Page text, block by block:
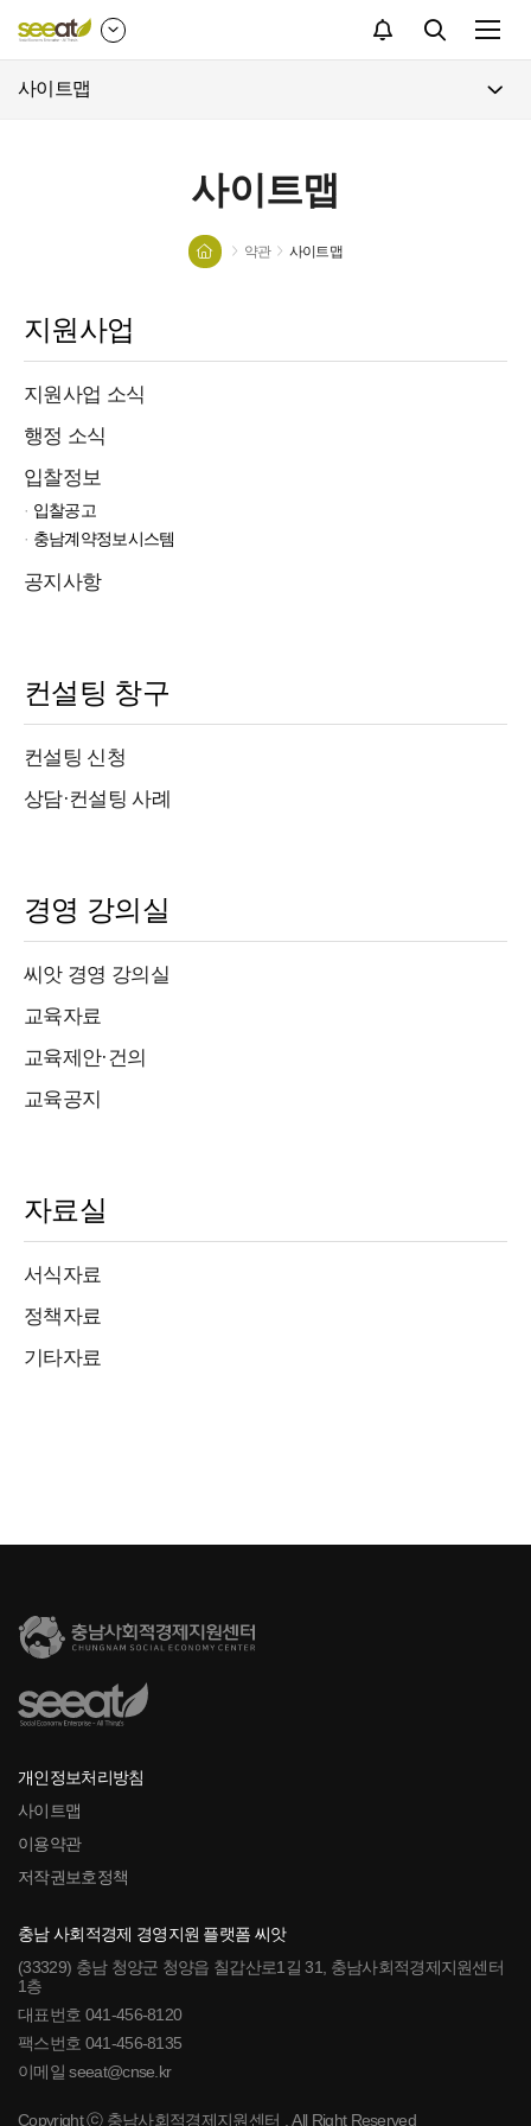
검색
사이트맵
사이트맵
약관 사이트맵
지원사업
지원사업 소식
행정 소식
입찰정보
입찰공고
충남계약정보시스템
공지사항
컨설팅 창구
컨설팅 신청
상담·컨설팅 사례
경영 강의실
씨앗 경영 강의실
교육자료
교육제안·건의
교육공지
자료실
서식자료
정책자료
기타자료
개인정보처리방침
사이트맵
이용약관
저작권보호정책
충남 사회적경제 경영지원 플랫폼 씨앗
(33329) 충남 청양군 청양읍 칠갑산로1길 31, 충남사회적경제지원센터
1층
대표번호 041-456-8120
팩스번호 041-456-8135
이메일 seeat@cnse.kr
Copyright ⓒ 충남사회적경제지원센터 . All Right Reserved